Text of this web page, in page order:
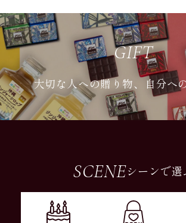
GIFT
大切な人への贈り物、自分へ
シーンで選
SCENE